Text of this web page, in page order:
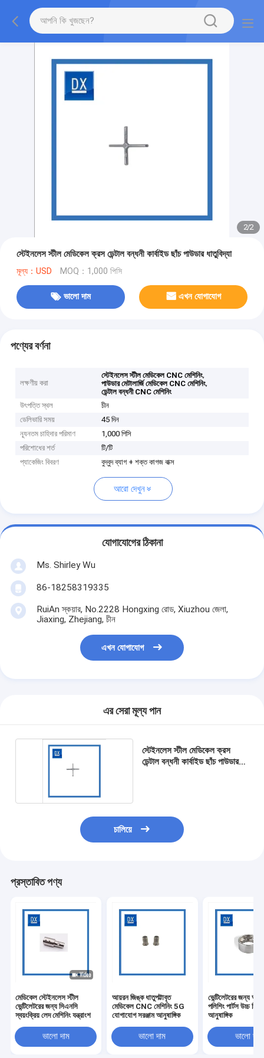
2/2
স্টেইনলেস স্টীল মেডিকেল ক্রস ডেন্টাল বন্ধনী কার্বাইড ছাঁচ পাউডার ধাতুবিদ্যা
মূল্য：USD MOQ：1,000 পিসি
ভালো দাম এখন যোগাযোগ
পণ্যের বর্ণনা
লক্ষণীয় করা
স্টেইনলেস স্টীল মেডিকেল CNC মেশিনিং,
পাউডার মেটালার্জি মেডিকেল CNC মেশিনিং,
ডেন্টাল বন্ধনী CNC মেশিনিং
উৎপত্তি স্থল
চীন
ডেলিভারি সময়
45 দিন
ন্যূনতম চাহিদার পরিমাণ
1,000 পিসি
পরিশোধের শর্ত
টি/টি
প্যাকেজিং বিবরণ
বুদ্বুদ ব্যাগ + শক্ত কাগজ বাক্স
আরো দেখুন
যোগাযোগের ঠিকানা
Ms. Shirley Wu
86-18258319335
RuiAn স্কয়ার, No.2228 Hongxing রোড, Xiuzhou জেলা,
Jiaxing, Zhejiang, চীন
এখন যোগাযোগ
এর সেরা মূল্য পান
স্টেইনলেস স্টীল মেডিকেল ক্রস
ডেন্টাল বন্ধনী কার্বাইড ছাঁচ পাউডার
চালিয়ে
প্রস্তাবিত পণ্য
মেডিকেল স্টেইনলেস স্টীল
ভেন্টিলেটরের জন্য সিএনসি
স্বয়ংক্রিয় লেদ মেশিনিং যন্ত্রাংশ
ভালো দাম
আয়রন জিঙ্ক ধাতুপট্টাবৃত
মেডিকেল CNC মেশিনিং 5G
যোগাযোগ সরঞ্জাম আনুষাঙ্গিক
ভালো দাম
ভেন্টিলেটরের জন্য
পলিশিং পার্টস উচ্চ
আনুষাঙ্গিক
ভালো দাম